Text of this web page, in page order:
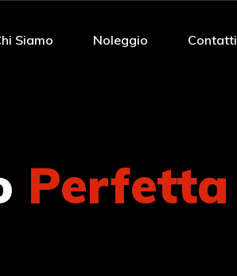
Siamo Noleggio Contatti
Perfetta